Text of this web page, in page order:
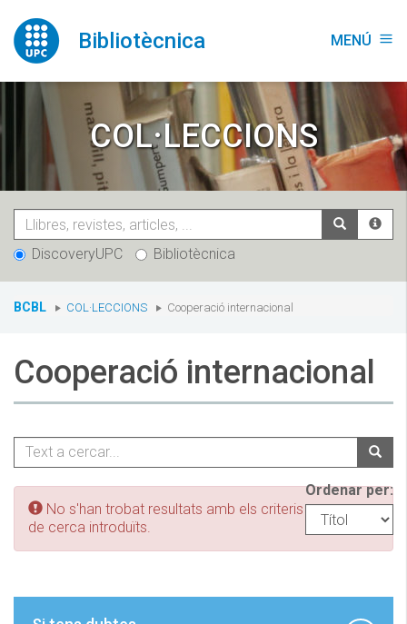
contingut
Bibliotècnica MENÚ menu
COL·LECCIONS
DiscoveryUPC Bibliotècnica
You
BCBL COL·LECCIONS Cooperació internacional
Cooperació internacional
Ordenar per:
No s'han trobat resultats amb els criteris
de cerca introduïts.